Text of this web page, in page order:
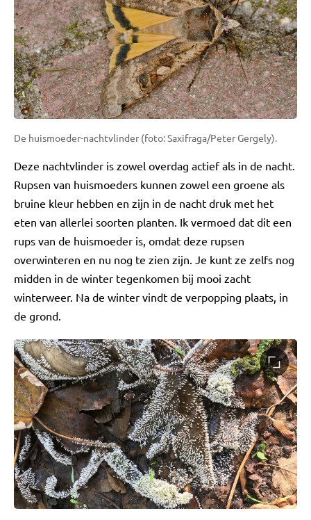
De huismoeder-nachtvlinder (foto: Saxifraga/Peter Gergely).
Deze nachtvlinder is zowel overdag actief als in de nacht.
Rupsen van huismoeders kunnen zowel een groene als
bruine kleur hebben en zijn in de nacht druk met het
eten van allerlei soorten planten. Ik vermoed dat dit een
rups van de huismoeder is, omdat deze rupsen
overwinteren en nu nog te zien zijn. Je kunt ze zelfs nog
midden in de winter tegenkomen bij mooi zacht
winterweer. Na de winter vindt de verpopping plaats, in
de grond.